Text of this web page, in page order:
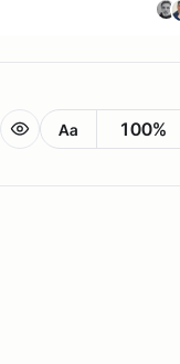
Aa 100%